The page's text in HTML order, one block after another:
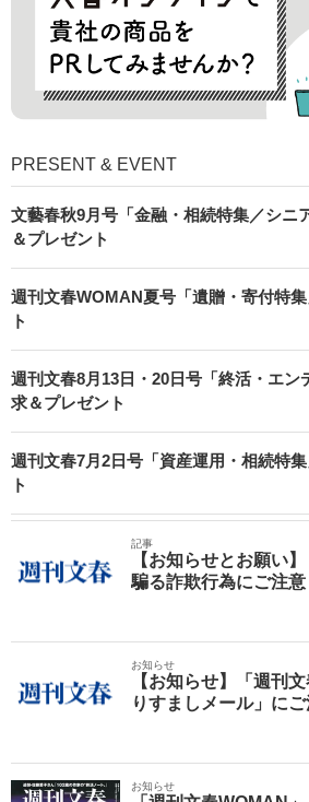
PRESENT & EVENT
文藝春秋9月号「金融・相続特集／シニ
＆プレゼント
週刊文春WOMAN夏号「遺贈・寄付特
ト
週刊文春8月13日・20日号「終活・エン
求＆プレゼント
週刊文春7月2日号「資産運用・相続特
ト
記事
【お知らせとお願い
騙る詐欺行為にご注
お知らせ
【お知らせ】「週刊
りすましメール」に
お知らせ